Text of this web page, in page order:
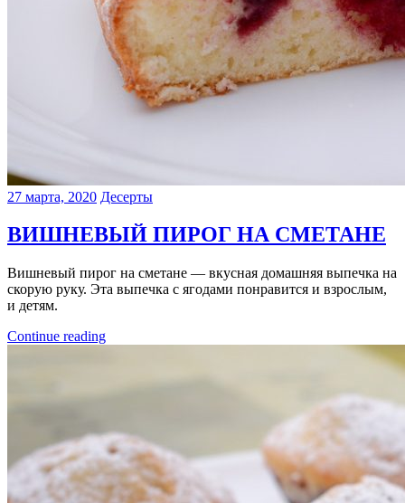
27 марта, 2020 Десерты
ВИШНЕВЫЙ ПИРОГ НА СМЕТАНЕ
Вишневый пирог на сметане — вкусная домашняя выпечка на
скорую руку. Эта выпечка с ягодами понравится и взрослым,
и детям.
Continue reading